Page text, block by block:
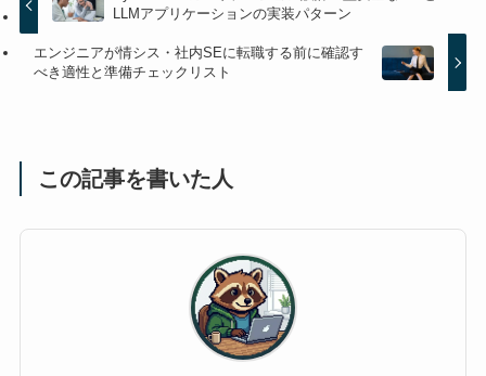
LLMアプリケーションの実装パターン
エンジニアが情シス・社内SEに転職する前に確認す
べき適性と準備チェックリスト
この記事を書いた人